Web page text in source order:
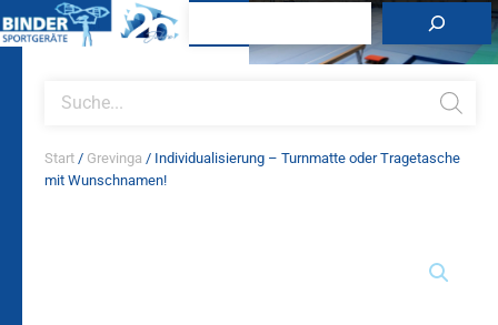
Inhalt
search
Start / Grevinga / Individualisierung – Turnmatte oder Tragetasche
mit Wunschnamen!